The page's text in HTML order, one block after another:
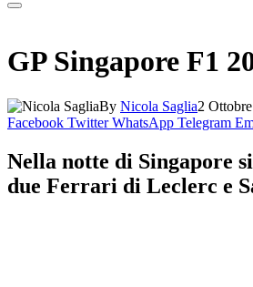
GP Singapore F1
By Nicola Saglia2
Facebook Twitter WhatsApp Telegram
Nella notte di Singapore
due Ferrari di Leclerc e